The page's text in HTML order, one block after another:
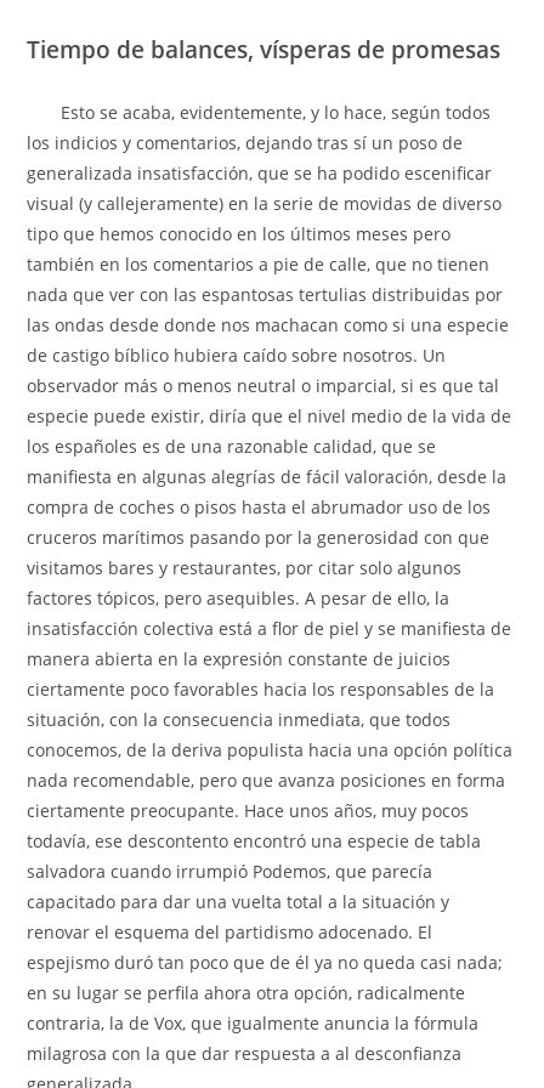
Tiempo de balances, vísperas de promesas
Esto se acaba, evidentemente, y lo hace, según todos
los indicios y comentarios, dejando tras sí un poso de
generalizada insatisfacción, que se ha podido escenificar
visual (y callejeramente) en la serie de movidas de diverso
tipo que hemos conocido en los últimos meses pero
también en los comentarios a pie de calle, que no tienen
nada que ver con las espantosas tertulias distribuidas por
las ondas desde donde nos machacan como si una especie
de castigo bíblico hubiera caído sobre nosotros. Un
observador más o menos neutral o imparcial, si es que tal
especie puede existir, diría que el nivel medio de la vida de
los españoles es de una razonable calidad, que se
manifiesta en algunas alegrías de fácil valoración, desde la
compra de coches o pisos hasta el abrumador uso de los
cruceros marítimos pasando por la generosidad con que
visitamos bares y restaurantes, por citar solo algunos
factores tópicos, pero asequibles. A pesar de ello, la
insatisfacción colectiva está a flor de piel y se manifiesta de
manera abierta en la expresión constante de juicios
ciertamente poco favorables hacia los responsables de la
situación, con la consecuencia inmediata, que todos
conocemos, de la deriva populista hacia una opción política
nada recomendable, pero que avanza posiciones en forma
ciertamente preocupante. Hace unos años, muy pocos
todavía, ese descontento encontró una especie de tabla
salvadora cuando irrumpió Podemos, que parecía
capacitado para dar una vuelta total a la situación y
renovar el esquema del partidismo adocenado. El
espejismo duró tan poco que de él ya no queda casi nada;
en su lugar se perfila ahora otra opción, radicalmente
contraria, la de Vox, que igualmente anuncia la fórmula
milagrosa con la que dar respuesta a al desconfianza